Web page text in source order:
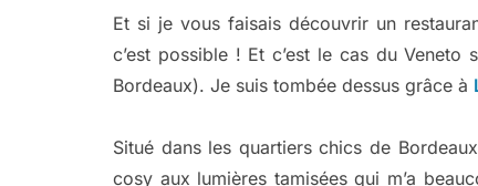
Et si je vous faisais découvrir un
c’est possible ! Et c’est le cas du
Bordeaux). Je suis tombée dessus grâce à
Situé dans les quartiers chics de
cosy aux lumières tamisées qui m’a